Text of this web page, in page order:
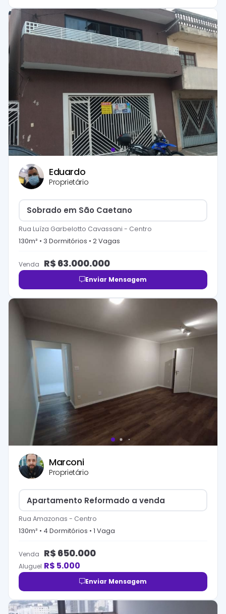
Eduardo
Proprietário
Sobrado em São Caetano
Rua Luíza Garbelotto Cavassani - Centro
130m² • 3 Dormitórios • 2Vagas
Venda R$ 63.000.000
Enviar Mensagem
Marconi
Proprietário
Apartamento Reformado a venda
Rua Amazonas - Centro
130m² • 4 Dormitórios • 1 Vaga
Venda R$ 650.000
Aluguel R$ 5.000
Enviar Mensagem